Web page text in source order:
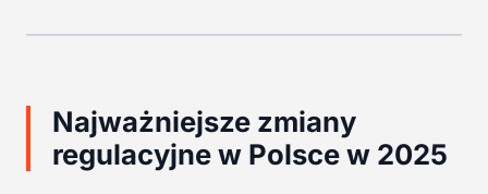
Najważniejsze zmiany
regulacyjne w Polsce w 2025